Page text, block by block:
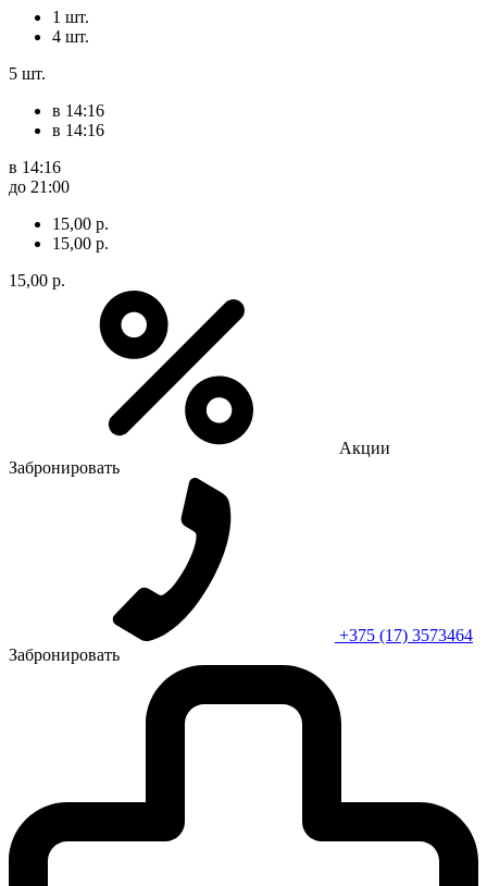
1 шт.
4 шт.
5 шт.
в 14:16
в 14:16
в 14:16
до 21:00
15,00 р.
15,00 р.
15,00 р.
Акции
Забронировать
+375 (17) 3573464
Забронировать